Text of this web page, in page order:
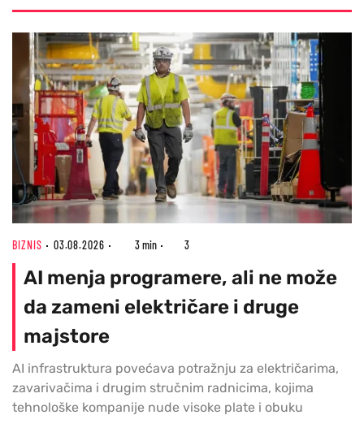
BIZNIS 03.08.2026 3 min 3
AI menja programere, ali ne može
da zameni električare i druge
majstore
AI infrastruktura povećava potražnju za električarima,
zavarivačima i drugim stručnim radnicima, kojima
tehnološke kompanije nude visoke plate i obuku